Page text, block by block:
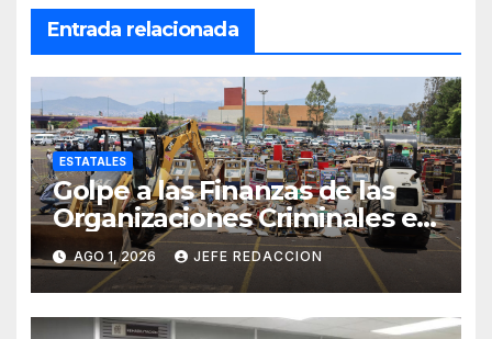
Entrada relacionada
ESTATALES
Golpe a las Finanzas de las
Organizaciones Criminales en
Operativos
Interinstitucionales
AGO 1, 2026 JEFE REDACCION